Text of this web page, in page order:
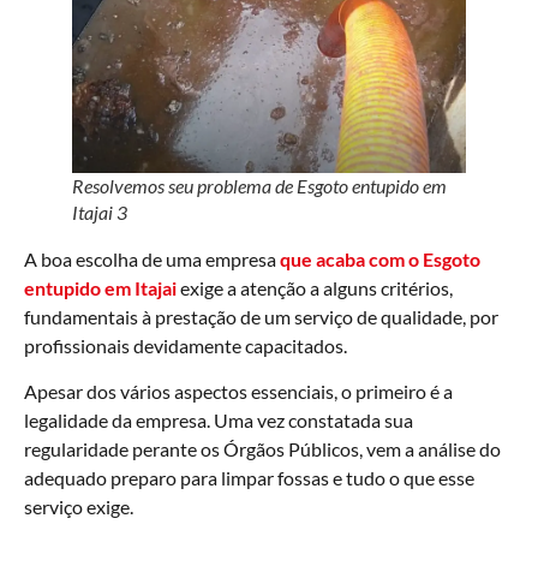
Resolvemos seu problema de Esgoto entupido em
Itajai 3
A boa escolha de uma empresaque acaba com o Esgoto
entupido em Itajaiexige a atenção a alguns critérios,
fundamentais à prestação de um serviço de qualidade, por
profissionais devidamente capacitados.
Apesar dos vários aspectos essenciais, o primeiro é a
legalidade da empresa. Uma vez constatada sua
regularidade perante os Órgãos Públicos, vem a análise do
adequado preparo para limpar fossas e tudo o que esse
serviço exige.